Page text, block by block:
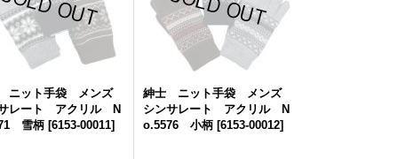
ニット手袋 メンズ
レート アクリル N
雪柄 [6153-00011]
紳士 ニット手袋 メンズ
シンサレート アクリル N
o.5576 小柄 [6153-00012]